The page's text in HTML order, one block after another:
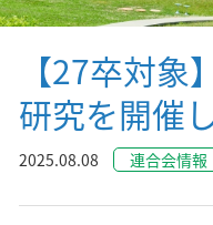
【27卒対
研究を開催
2025.08.08 連合会情報